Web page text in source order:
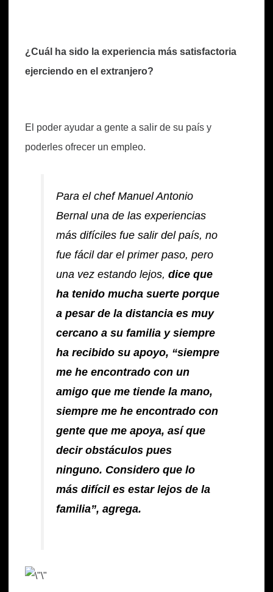
¿Cuál ha sido la experiencia más satisfactoria
ejerciendo en el extranjero?
El poder ayudar a gente a salir de su país y
poderles ofrecer un empleo.
Para el chef Manuel Antonio
Bernal una de las experiencias
más difíciles fue salir del país, no
fue fácil dar el primer paso, pero
una vez estando lejos,dice que
ha tenido mucha suerte porque
a pesar de la distancia es muy
cercano a su familia y siempre
ha recibido su apoyo, “siempre
me he encontrado con un
amigo que me tiende la mano,
siempre me he encontrado con
gente que me apoya, así que
decir obstáculos pues
ninguno. Considero que lo
más difícil es estar lejos de la
familia”, agrega.